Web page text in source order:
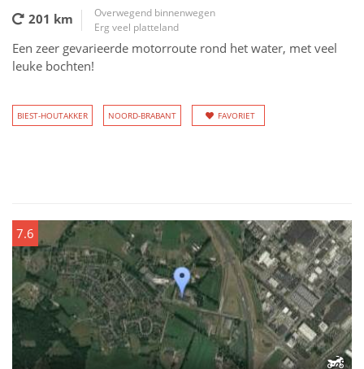
201 km
Overwegend binnenwegen
Erg veel platteland
Een zeer gevarieerde motorroute rond het water, met veel
leuke bochten!
BIEST-HOUTAKKER NOORD-BRABANT FAVORIET
7.6